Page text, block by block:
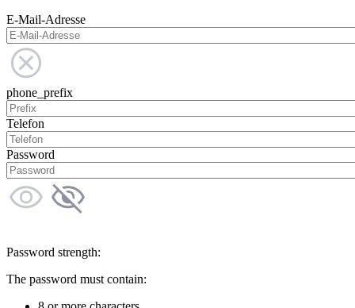
E-Mail-Adresse
phone_prefix
Telefon
Password
Password strength:
The password must contain: